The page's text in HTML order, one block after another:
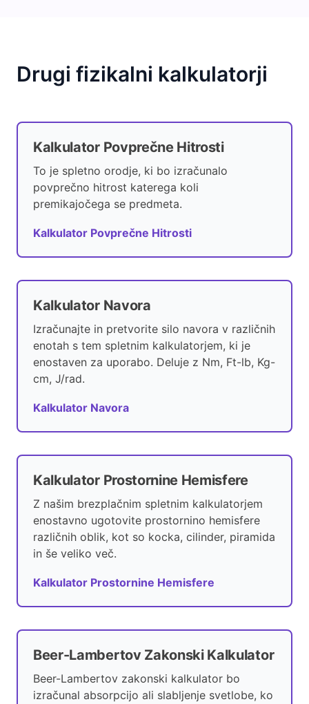
Drugi fizikalni kalkulatorji
Kalkulator Povprečne Hitrosti
To je spletno orodje, ki bo izračunalo
povprečno hitrost katerega koli
premikajočega se predmeta.
Kalkulator Povprečne Hitrosti
Kalkulator Navora
Izračunajte in pretvorite silo navora v različnih
enotah s tem spletnim kalkulatorjem, ki je
enostaven za uporabo. Deluje z Nm, Ft-lb, Kg-
cm, J/rad.
Kalkulator Navora
Kalkulator Prostornine Hemisfere
Z našim brezplačnim spletnim kalkulatorjem
enostavno ugotovite prostornino hemisfere
različnih oblik, kot so kocka, cilinder, piramida
in še veliko več.
Kalkulator Prostornine Hemisfere
Beer-Lambertov Zakonski Kalkulator
Beer-Lambertov zakonski kalkulator bo
izračunal absorpcijo ali slabljenje svetlobe, ko